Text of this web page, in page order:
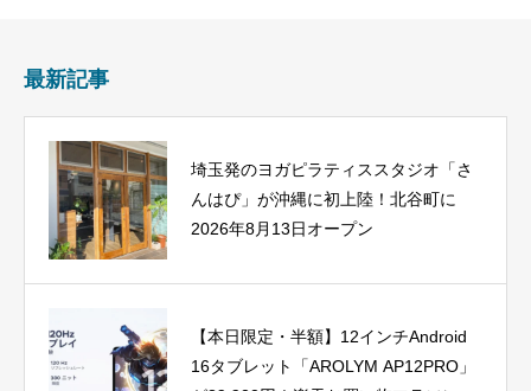
最新記事
埼玉発のヨガピラティススタジオ「さ
んはぴ」が沖縄に初上陸！北谷町に
2026年8月13日オープン
【本日限定・半額】12インチAndroid
16タブレット「AROLYM AP12PRO」